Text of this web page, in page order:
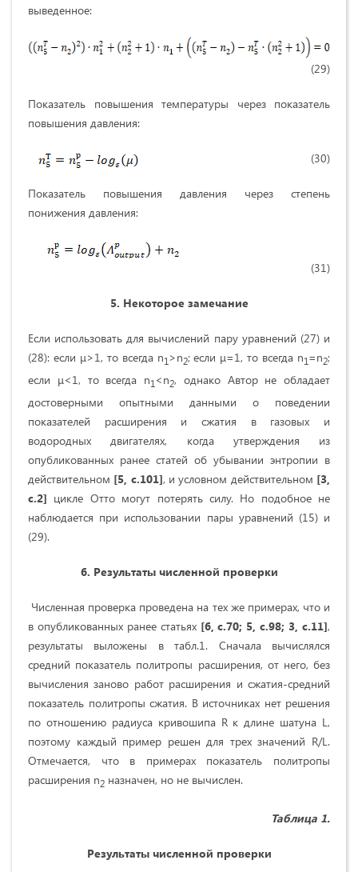
выведенное:
(29)
Показатель повышения температуры через показатель
повышения давления:
(30)
Показатель повышения давления через степень
понижения давления:
(31)
5. Некоторое замечание
Если использовать для вычислений пару уравнений (27) и
(28): если μ>1, то всегда n1>n2; если μ=1, то всегда n1=n2;
если μ<1, то всегда n1 <n2, однако Автор не обладает
достоверными опытными данными о поведении
показателей расширения и сжатия в газовых и
водородных двигателях, когда утверждения из
опубликованных ранее статей об убывании энтропии в
действительном [5, с.101], и условном действительном [3,
с.2] цикле Отто могут потерять силу. Но подобное не
наблюдается при использовании пары уравнений (15) и
(29).
6. Результаты численной проверки
Численная проверка проведена на тех же примерах, что и
в опубликованных ранее статьях [6, с.70; 5, с.98; 3, с.11],
результаты выложены в табл.1. Сначала вычислялся
средний показатель политропы расширения, от него, без
вычисления заново работ расширения и сжатия-средний
показатель политропы сжатия. В источниках нет решения
по отношению радиуса кривошипа R к длине шатуна L,
поэтому каждый пример решен для трех значений R/L.
Отмечается, что в примерах показатель политропы
расширения n2 назначен, но не вычислен.
Таблица 1.
Результаты численной проверки